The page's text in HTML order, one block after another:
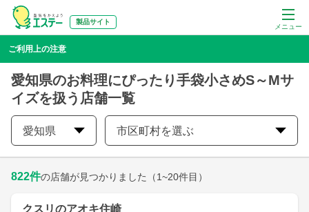
メニュー
製品サイト
ご利用上の注意
愛知県のお料理にぴったり手袋小さめS～Mサ
イズを扱う店舗一覧
愛知県 市区町村を選ぶ
822件の店舗が見つかりました （1~20件目）
クスリのアオキ住崎